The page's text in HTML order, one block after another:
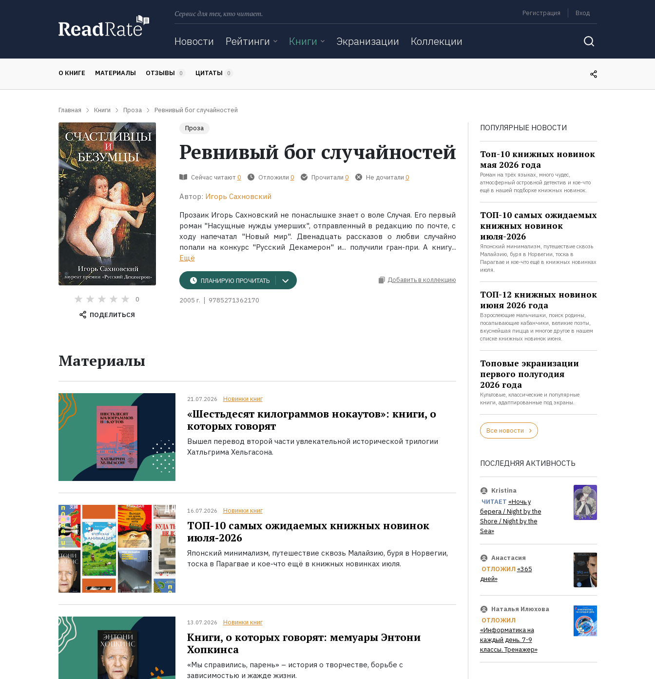
Сервис для тех, кто читает. Регистрация Вход
Новости Рейтинги Книги Экранизации Коллекции
О КНИГЕ МАТЕРИАЛЫ ОТЗЫВЫ 0 ЦИТАТЫ 0
Главная Книги Проза Ревнивый бог случайностей
0
ПОДЕЛИТЬСЯ
Проза
Ревнивый бог случайностей
Сейчас читают 0 Отложили 0 Прочитали 0 Не дочитали 0
Автор: Игорь Сахновский
Прозаик Игорь Сахновский не понаслышке знает о воле Случая. Его первый
роман "Насущные нужды умерших", отправленный в редакцию по почте, с
ходу напечатал "Новый мир". Двенадцать рассказов о любви случайно
попали на конкурс "Русский Декамерон" и... получили гран-при. А книгу...
Ещё
ПЛАНИРУЮ ПРОЧИТАТЬ Добавить в коллекцию
2005 г. 9785271362170
Материалы
21.07.2026 Новинки книг
«Шестьдесят килограммов нокаутов»: книги, о
которых говорят
Вышел перевод второй части увлекательной исторической трилогии
Хатльгрима Хельгасона.
16.07.2026 Новинки книг
ТОП-10 самых ожидаемых книжных новинок
июля-2026
Японский минимализм, путешествие сквозь Малайзию, буря в Норвегии,
тоска в Парагвае и кое-что ещё в книжных новинках июля.
13.07.2026 Новинки книг
Книги, о которых говорят: мемуары Энтони
Хопкинса
«Мы справились, парень» – история о творчестве, борьбе с
зависимостью и жажде жизни.
ПОПУЛЯРНЫЕ НОВОСТИ
Топ-10 книжных новинок
мая 2026 года
Роман на трёх языках, много чудес,
атмосферный островной детектив и кое-что
ещё в нашей подборке книжных новинок.
ТОП-10 самых ожидаемых
книжных новинок
июля-2026
Японский минимализм, путешествие сквозь
Малайзию, буря в Норвегии, тоска в
Парагвае и кое-что ещё в книжных новинках
июля.
ТОП-12 книжных новинок
июня 2026 года
Взрослеющие мальчишки, поиск родины,
посапывающие кабанчики, великие поэты,
вкуснейшая пицца и многое другое в нашем
списке книжных новинок июня.
Топовые экранизации
первого полугодия
2026 года
Культовые, классические и популярные
книги, адаптированные под экраны.
Все новости
ПОСЛЕДНЯЯ АКТИВНОСТЬ
Kristina
ЧИТАЕТ «Ночь у
берега / Night by the
Shore / Night by the
Sea»
Анастасия
ОТЛОЖИЛ «365
дней»
Наталья Илюхова
ОТЛОЖИЛ
«Информатика на
каждый день. 7-9
классы. Тренажер»